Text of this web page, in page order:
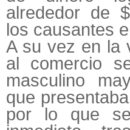
alrededor de
los causantes
A su vez en la
al comercio
masculino
que
por lo que